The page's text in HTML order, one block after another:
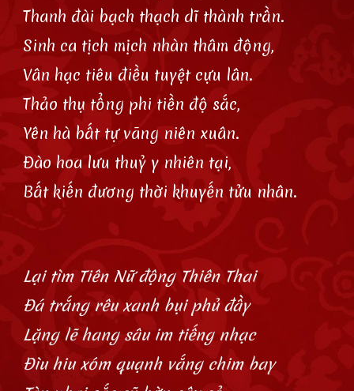
Thanh đài bạch thạch dĩ thành trần.
Sinh ca tịch mịch nhàn thâm động,
Vân hạc tiêu điều tuyệt cựu lân.
Thảo thụ tổng phi tiền độ sắc,
Yên hà bất tự vãng niên xuân.
Đào hoa lưu thuỷ y nhiên tại,
Bất kiến đương thời khuyến tửu nhân.
Lại tìm Tiên Nữ động Thiên Thai
Đá trắng rêu xanh bụi phủ đầy
Lặng lẽ hang sâu im tiếng nhạc
Đìu hiu xóm quạnh vắng chim bay